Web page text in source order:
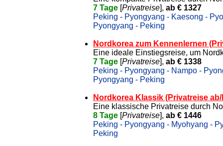
7 Tage [Privatreise], ab € 1327
Peking - Pyongyang - Kaesong -
Pyongyang - Peking
Nordkorea zum Kennenlernen
Eine ideale Einstiegsreise, um
7 Tage [Privatreise], ab € 1338
Peking - Pyongyang - Nampo -
Pyongyang - Peking
Nordkorea Klassik (Privatreise
Eine klassische Privatreise durch
8 Tage [Privatreise], ab € 1446
Peking - Pyongyang - Myohyang -
Peking